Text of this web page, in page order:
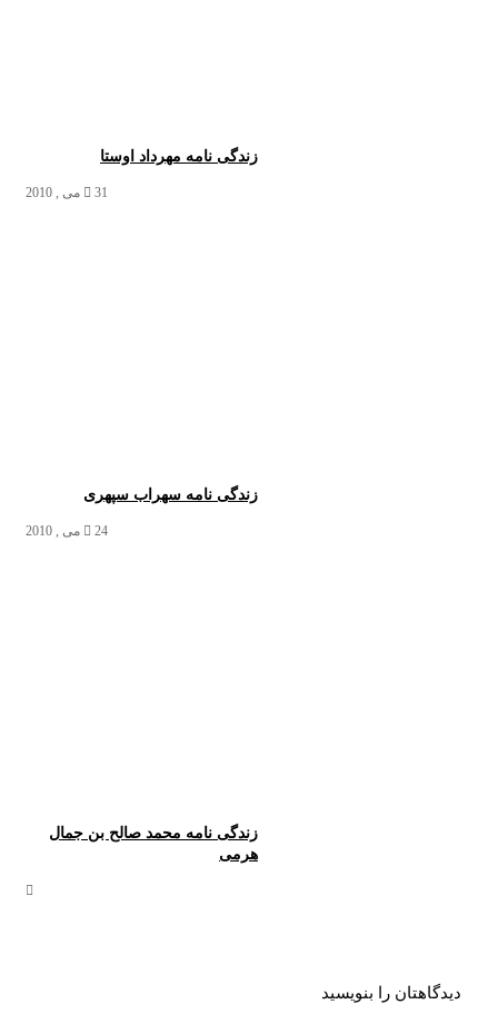
زندگی نامه مهرداد اوستا
31 می , 2010
زندگی نامه سهراب سپهری
24 می , 2010
زندگی نامه محمد صالح بن جمال
هرمی
دیدگاهتان را بنویسید